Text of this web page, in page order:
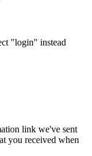
"login" instead
link we've sent
you received when